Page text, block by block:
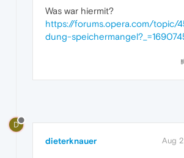
Was war hiermit?
https://forums.opera.com/topic/
dung-
D
dieterknauer Aug